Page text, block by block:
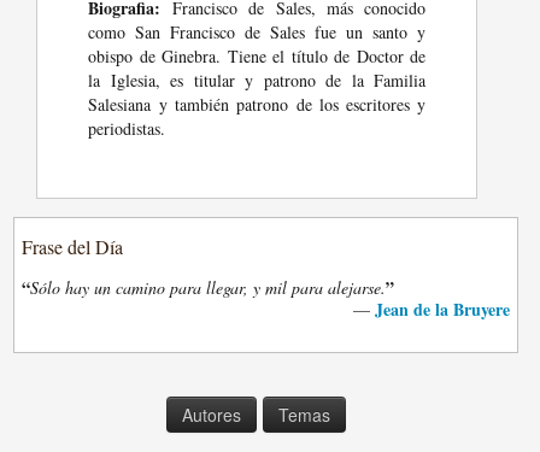
Biografia: Francisco de Sales, más conocido
como San Francisco de Sales fue un santo y
obispo de Ginebra. Tiene el título de Doctor de
la Iglesia, es titular y patrono de la Familia
Salesiana y también patrono de los escritores y
periodistas.
Frase del Día
“Sólo hay un camino para llegar, y mil para alejarse.”
— Jean de la Bruyere
Autores Temas